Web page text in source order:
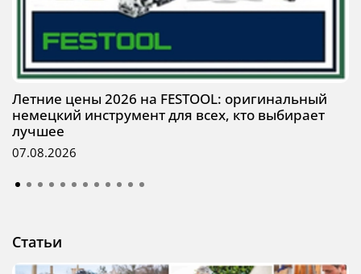
Летние цены 2026 на FESTOOL: оригинальный
немецкий инструмент для всех, кто выбирает
лучшее
07.08.2026
Статьи